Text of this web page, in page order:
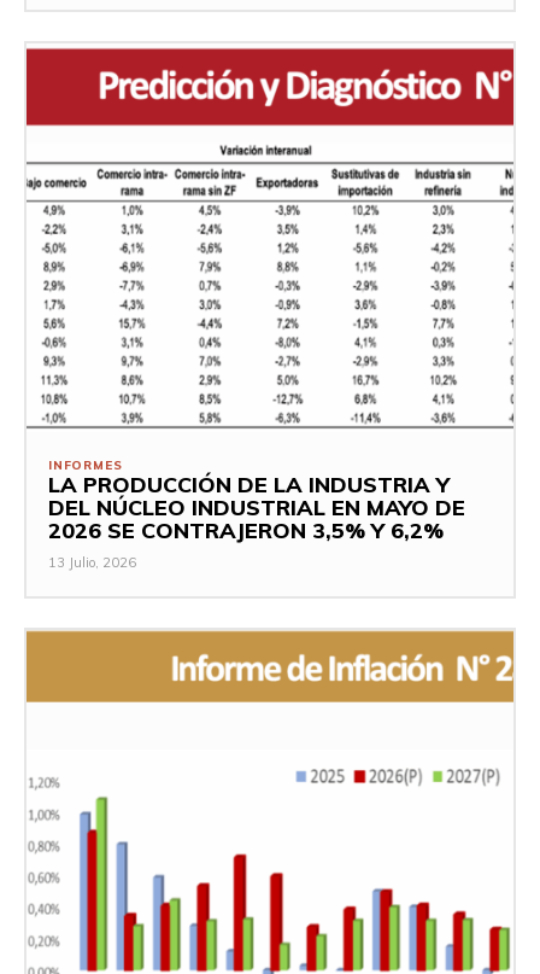
INFORMES
LA PRODUCCIÓN DE LA INDUSTRIA Y
DEL NÚCLEO INDUSTRIAL EN MAYO DE
2026 SE CONTRAJERON 3,5% Y 6,2%
13 Julio, 2026